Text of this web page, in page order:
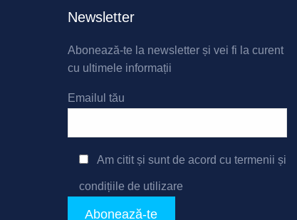
Newsletter
Abonează-te la newsletter și vei fi la curent
cu ultimele informații
Emailul tău
Am citit și sunt de acord cu termenii și
condițiile de utilizare